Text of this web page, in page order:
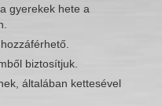
gyerekek hete a
biztosítjuk.
általában kettesével